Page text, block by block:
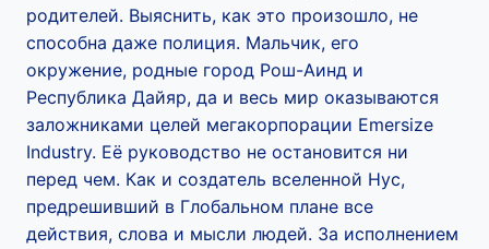
родителей. Выяснить, как это произошло, не
способна даже полиция. Мальчик, его
окружение, родные город Рош-Аинд и
Республика Дайяр, да и весь мир оказываются
заложниками целей мегакорпорации Emersize
Industry. Её руководство не остановится ни
перед чем. Как и создатель вселенной Нус,
предрешивший в Глобальном плане все
действия, слова и мысли людей. За исполнением